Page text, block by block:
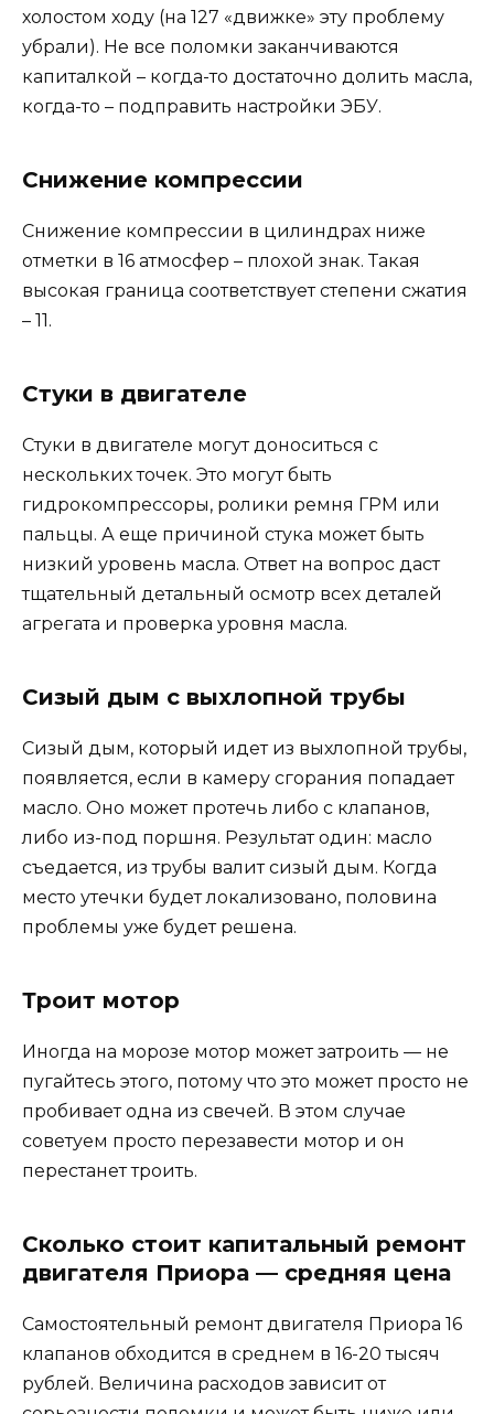
холостом ходу (на 127 «движке» эту проблему
убрали). Не все поломки заканчиваются
капиталкой – когда-то достаточно долить масла,
когда-то – подправить настройки ЭБУ.
Снижение компрессии
Снижение компрессии в цилиндрах ниже
отметки в 16 атмосфер – плохой знак. Такая
высокая граница соответствует степени сжатия
– 11.
Стуки в двигателе
Стуки в двигателе могут доноситься с
нескольких точек. Это могут быть
гидрокомпрессоры, ролики ремня ГРМ или
пальцы. А еще причиной стука может быть
низкий уровень масла. Ответ на вопрос даст
тщательный детальный осмотр всех деталей
агрегата и проверка уровня масла.
Сизый дым с выхлопной трубы
Сизый дым, который идет из выхлопной трубы,
появляется, если в камеру сгорания попадает
масло. Оно может протечь либо с клапанов,
либо из-под поршня. Результат один: масло
съедается, из трубы валит сизый дым. Когда
место утечки будет локализовано, половина
проблемы уже будет решена.
Троит мотор
Иногда на морозе мотор может затроить — не
пугайтесь этого, потому что это может просто не
пробивает одна из свечей. В этом случае
советуем просто перезавести мотор и он
перестанет троить.
Сколько стоит капитальный ремонт
двигателя Приора — средняя цена
Самостоятельный ремонт двигателя Приора 16
клапанов обходится в среднем в 16-20 тысяч
рублей. Величина расходов зависит от